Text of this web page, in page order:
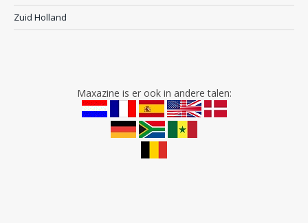
Zuid Holland
Maxazine is er ook in andere talen: